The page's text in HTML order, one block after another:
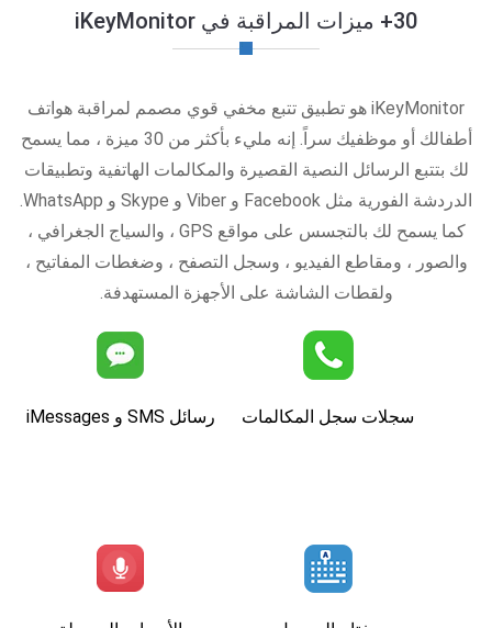
30+ ميزات المراقبة في iKeyMonitor
iKeyMonitor هو تطبيق تتبع مخفي قوي مصمم لمراقبة هواتف
أطفالك أو موظفيك سراً. إنه مليء بأكثر من 30 ميزة ، مما يسمح
لك بتتبع الرسائل النصية القصيرة والمكالمات الهاتفية وتطبيقات
الدردشة الفورية مثل Facebook و Viber و Skype و WhatsApp.
كما يسمح لك بالتجسس على مواقع GPS ، والسياج الجغرافي ،
والصور ، ومقاطع الفيديو ، وسجل التصفح ، وضغطات المفاتيح ،
ولقطات الشاشة على الأجهزة المستهدفة.
رسائل SMS و iMessages سجلات سجل المكالمات